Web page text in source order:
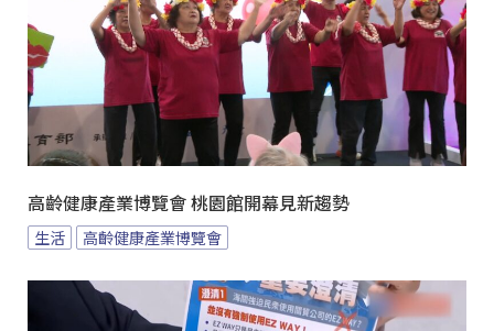
高齡健康產業博覽會 桃園館開幕見新趨勢
生活 高齡健康產業博覽會